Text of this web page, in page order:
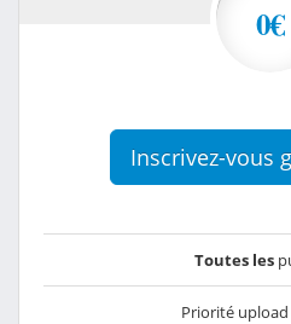
0€
Inscrivez-vous
Toutes les
Priorité upload